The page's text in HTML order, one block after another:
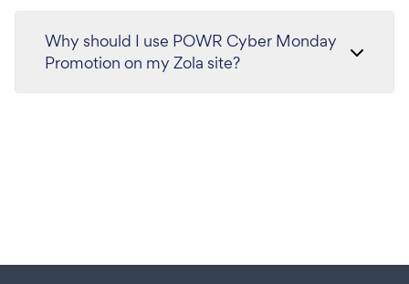
Why should I use POWR Cyber Monday
Promotion on my Zola site?